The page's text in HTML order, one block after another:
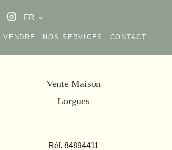
FR
NOS SERVICES CONTACT
Vente Maison
Lorgues
Réf. 84894411